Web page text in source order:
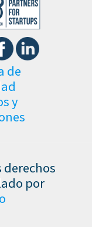
de
y
derechos
por